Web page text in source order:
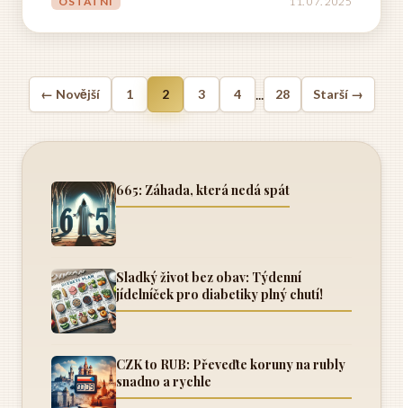
← Novější 1 2 3 4 ... 28 Starší →
665: Záhada, která nedá spát
Sladký život bez obav: Týdenní
jídelníček pro diabetiky plný chutí!
CZK to RUB: Převeďte koruny na rubly
snadno a rychle